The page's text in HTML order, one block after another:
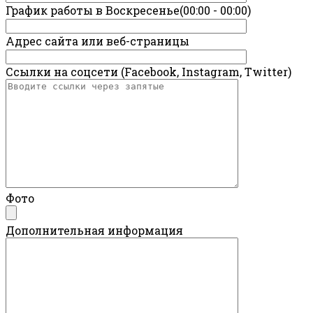
График работы в Воскресенье(00:00 - 00:00)
Адрес сайта или веб-страницы
Ссылки на соцсети (Facebook, Instagram, Twitter)
Фото
Дополнительная информация